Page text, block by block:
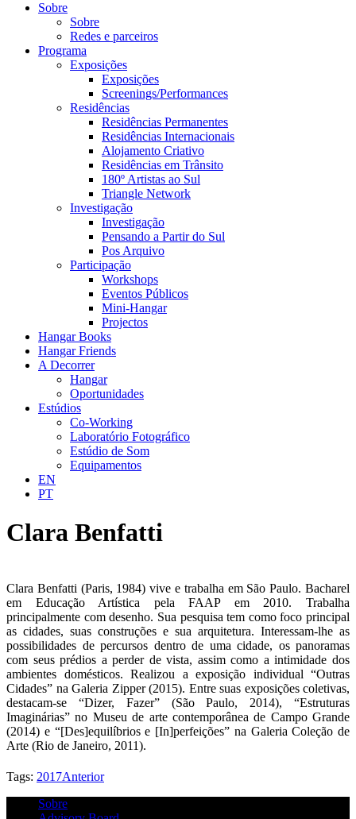
Sobre
Sobre
Redes e parceiros
Programa
Exposições
Exposições
Screenings/Performances
Residências
Residências Permanentes
Residências Internacionais
Alojamento Criativo
Residências em Trânsito
180º Artistas ao Sul
Triangle Network
Investigação
Investigação
Pensando a Partir do Sul
Pos Arquivo
Participação
Workshops
Eventos Públicos
Mini-Hangar
Projectos
Hangar Books
Hangar Friends
A Decorrer
Hangar
Oportunidades
Estúdios
Co-Working
Laboratório Fotográfico
Estúdio de Som
Equipamentos
EN
PT
Clara Benfatti
Clara Benfatti (Paris, 1984) vive e trabalha em São Paulo. Bacharel
em Educação Artística pela FAAP em 2010. Trabalha
principalmente com desenho. Sua pesquisa tem como foco principal
as cidades, suas construções e sua arquitetura. Interessam-lhe as
possibilidades de percursos dentro de uma cidade, os panoramas
com seus prédios a perder de vista, assim como a intimidade dos
ambientes domésticos. Realizou a exposição individual “Outras
Cidades” na Galeria Zipper (2015). Entre suas exposições coletivas,
destacam-se “Dizer, Fazer” (São Paulo, 2014), “Estruturas
Imaginárias” no Museu de arte contemporânea de Campo Grande
(2014) e “[Des]equilíbrios e [In]perfeições” na Galeria Coleção de
Arte (Rio de Janeiro, 2011).
Tags: 2017Anterior
Sobre